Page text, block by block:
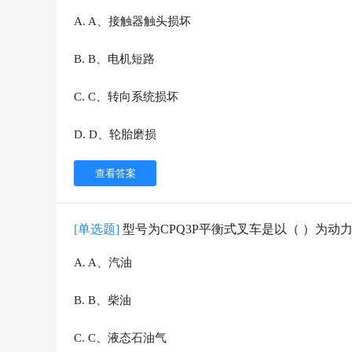
A. A、接触器触头损坏
B. B、电机短路
C. C、转向系统损坏
D. D、轮胎磨损
查看答案
[单选题] 型号为CPQ3P平衡式叉车是以（ ）为动
A. A、汽油
B. B、柴油
C. C、液态石油气